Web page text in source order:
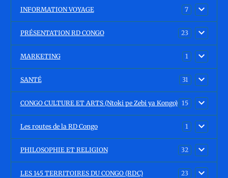
INFORMATION VOYAGE 7
PRÉSENTATION RD CONGO 23
MARKETING 1
SANTÉ 31
CONGO CULTURE ET ARTS (Ntoki pe Zebi ya Kongo) 15
Les routes de la RD Congo 1
PHILOSOPHIE ET RELIGION 32
LES 145 TERRITOIRES DU CONGO (RDC) 23